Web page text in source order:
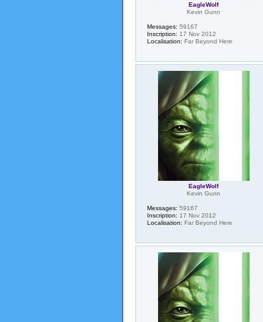
EagleWolf
Kevin Gunn
Messages: 59167
Inscription: 17 Nov 2012
Localisation: Far Beyond Here
EagleWolf
Kevin Gunn
Messages: 59167
Inscription: 17 Nov 2012
Localisation: Far Beyond Here